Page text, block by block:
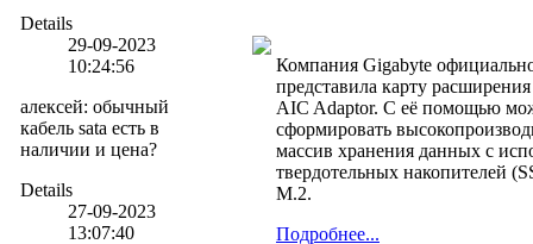
Details
29-09-2023
10:24:56
алексей: обычный
кабель sata есть в
наличии и цена?
Details
27-09-2023
13:07:40
Компания Gigabyte
представила карту
AIC Adaptor. С её помощью
сформировать
массив хранения данных с
твердотельных накопителей
M.2.
Подробнее...